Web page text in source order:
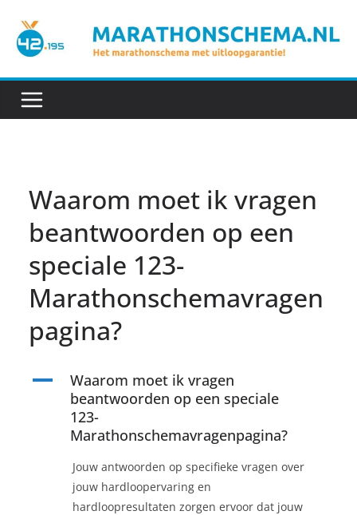
naar
inhoud
Waarom moet ik vragen
beantwoorden op een
speciale 123-
Marathonschemavragen
pagina?
A
Waarom moet ik vragen
beantwoorden op een speciale
123-
Marathonschemavragenpagina?
Jouw antwoorden op specifieke vragen over
jouw hardloopervaring en
hardloopresultaten zorgen ervoor dat jouw